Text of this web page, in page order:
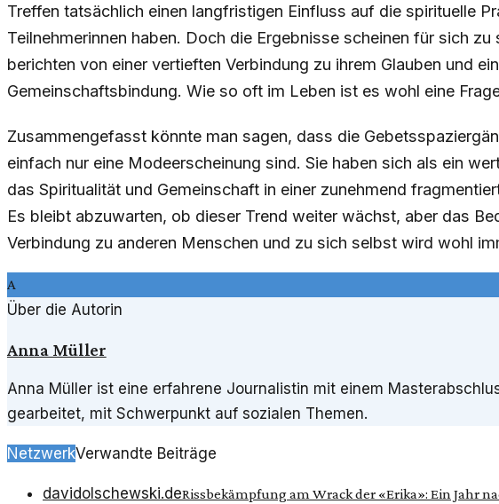
Treffen tatsächlich einen langfristigen Einfluss auf die spirituelle
Teilnehmerinnen haben. Doch die Ergebnisse scheinen für sich zu
berichten von einer vertieften Verbindung zu ihrem Glauben und
Gemeinschaftsbindung. Wie so oft im Leben ist es wohl eine
Zusammengefasst könnte man sagen, dass die
einfach nur eine Modeerscheinung sind. Sie haben sich als ein
das Spiritualität und Gemeinschaft in einer zunehmend
Es bleibt abzuwarten, ob dieser Trend weiter wächst, aber das
Verbindung zu anderen Menschen und zu sich selbst wird wohl
A
Über die Autorin
Anna Müller
Anna Müller ist eine erfahrene Journalistin mit einem
gearbeitet, mit Schwerpunkt auf sozialen Themen.
NetzwerkVerwandte Beiträge
davidolschewski.deRissbekämpfung am Wrack der «Erika»: Ein Jahr